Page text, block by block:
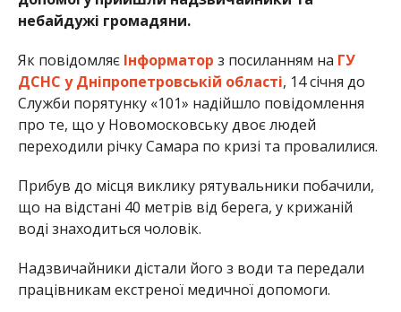
небайдужі громадяни.
Як повідомляє Інформатор з посиланням на ГУ
ДСНС у Дніпропетровській області, 14 січня до
Служби порятунку «101» надійшло повідомлення
про те, що у Новомосковську двоє людей
переходили річку Самара по кризі та провалилися.
Прибув до місця виклику рятувальники побачили,
що на відстані 40 метрів від берега, у крижаній
воді знаходиться чоловік.
Надзвичайники дістали його з води та передали
працівникам екстреної медичної допомоги.